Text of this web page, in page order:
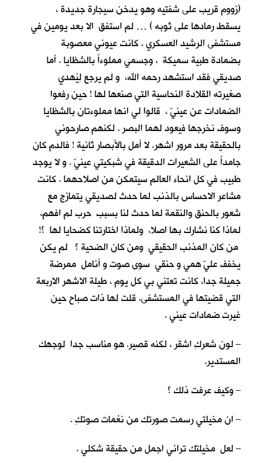
(زووم قريب على شفتيه وهو يدخن سيجارة جديدة ،
يسقط رمادها على ثوبه ) … لم استفق الا بعد يومين في
مستشفى الرشيد العسكري . كانت عيوني معصوبة
بضمادة طبية سميكة ، وجسمي مملوءاً بالشظايا . أما
صديقي فقد استشهد رحمه الله، و لم يرجع لِيُهدي
صغيرته القلادة النحاسية التي صنعها لها ! حين رفعوا
الضمادات عن عينيّ ، قالوا لي انها مملوءتان بالشظايا
وسوف نخرجها فيعود لهما البصر . لكنهم صارحوني
بالحقيقة بعد مرور اشهر. لا أمل بالأبصار ثانية ! فالدم كان
جامداً على الشعيرات الدقيقة في شبكيتي عينيّ . و لا يوجد
طبيب في كل انحاء العالم سيتمكن من اصلاحهما . كانت
مشاعر الاحساس بالذنب لما حدث لصديقي يتمازج مع
شعور بالحنق والنقمة لما حدث لنا بسبب حرب لم افهم،
لماذا كنا نشارك بها اصلا، ولماذا اختارتنا كضحايا لها ؟!
من كان المذنب الحقيقي ومن كان الضحية ؟ لم يكن
يخفف عليّ همي و حنقي سوى صوت و أنامل ممرضة
جميلة جدا، كانت تعتني بي كل يوم ، طيلة الاشهر الاربعة
التي قضيتها في المستشفى. قلت لها ذات صباح حين
غيرت ضمادات عيني .
– لون شعركِ اشقر ، لكنه قصير. هو مناسب جدا لوجهك
المستدير.
– وكيف عرفت ذلك ؟
– ان مخيلتي رسمت صورتك من نغمات صوتكِ .
– لعل مخيلتك تراني اجمل من حقيقة شكلي .